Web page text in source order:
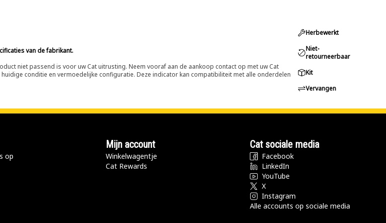
van de fabrikant.
niet passend is voor uw Cat uitrusting. Neem vooraf aan de aankoop contact op met uw Cat
conditie en vermoedelijke configuratie. Deze indicator kan compatibiliteit met alle onderdelen
Herbewerkt
Niet-
retourneerbaar
Kit
Vervangen
op
Mijn account
Winkelwagentje
Cat Rewards
Cat sociale media
Facebook
LinkedIn
YouTube
X
Instagram
Alle accounts op sociale media